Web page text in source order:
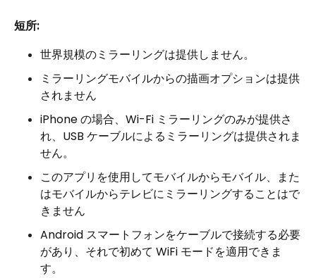
短所:
世界規模のミラーリングは提供しません。
ミラーリングモバイルからの描画オプションは提供
されません
iPhone の場合、Wi-Fi ミラーリングのみが提供さ
れ、USB ケーブルによるミラーリングは提供されま
せん。
このアプリを使用してモバイルからモバイル、また
はモバイルからテレビにミラーリングすることはで
きません
Android スマートフォンをケーブルで接続する必要
があり、それで初めて WiFi モードを適用できま
す。